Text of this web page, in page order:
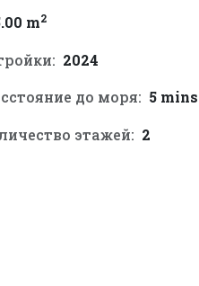
m2
2024
до моря: 5 mins
этажей: 2